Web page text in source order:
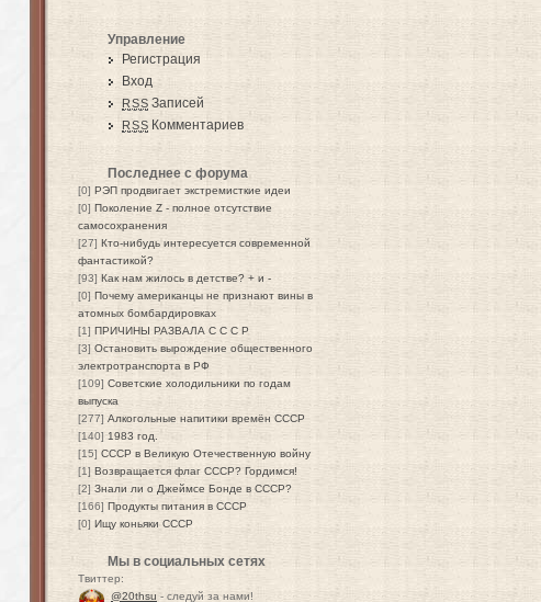
Управление
Регистрация
Вход
RSS Записей
RSS Комментариев
Последнее с форума
[0] РЭП продвигает экстремисткие идеи
[0] Поколение Z - полное отсутствие
самосохранения
[27] Кто-нибудь интересуется современной
фантастикой?
[93] Как нам жилось в детстве? + и -
[0] Почему американцы не признают вины в
атомных бомбардировках
[1] ПРИЧИНЫ РАЗВАЛА С С С Р
[3] Остановить вырождение общественного
электротранспорта в РФ
[109] Советские холодильники по годам
выпуска
[277] Алкогольные напитики времён СССР
[140]1983 год.
[15] СССР в Великую Отечественную войну
[1] Возвращается флаг СССР? Гордимся!
[2] Знали ли о Джеймсе Бонде в СССР?
[166] Продукты питания в СССР
[0] Ищу коньяки СССР
Мы в социальных сетях
Твиттер:
@20thsu - следуй за нами!